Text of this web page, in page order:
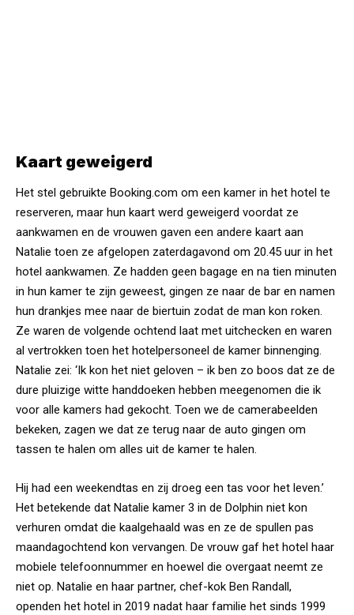
Kaart geweigerd
Het stel gebruikte Booking.com om een kamer in het hotel te
reserveren, maar hun kaart werd geweigerd voordat ze
aankwamen en de vrouwen gaven een andere kaart aan
Natalie toen ze afgelopen zaterdagavond om 20.45 uur in het
hotel aankwamen. Ze hadden geen bagage en na tien minuten
in hun kamer te zijn geweest, gingen ze naar de bar en namen
hun drankjes mee naar de biertuin zodat de man kon roken.
Ze waren de volgende ochtend laat met uitchecken en waren
al vertrokken toen het hotelpersoneel de kamer binnenging.
Natalie zei: ‘Ik kon het niet geloven – ik ben zo boos dat ze de
dure pluizige witte handdoeken hebben meegenomen die ik
voor alle kamers had gekocht. Toen we de camerabeelden
bekeken, zagen we dat ze terug naar de auto gingen om
tassen te halen om alles uit de kamer te halen.
Hij had een weekendtas en zij droeg een tas voor het leven.’
Het betekende dat Natalie kamer 3 in de Dolphin niet kon
verhuren omdat die kaalgehaald was en ze de spullen pas
maandagochtend kon vervangen. De vrouw gaf het hotel haar
mobiele telefoonnummer en hoewel die overgaat neemt ze
niet op. Natalie en haar partner, chef-kok Ben Randall,
openden het hotel in 2019 nadat haar familie het sinds 1999